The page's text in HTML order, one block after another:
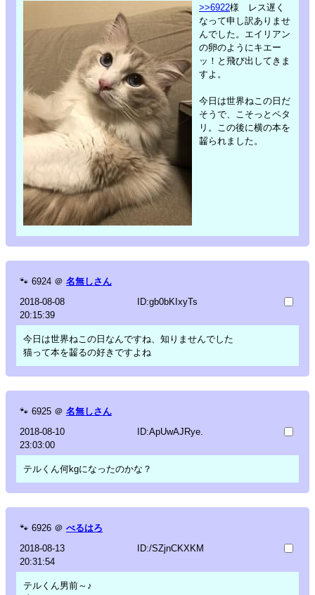
>>6922様 レス遅く
なって申し訳ありませ
んでした。エイリアン
の卵のようにキエー
ッ！と飛び出してきま
すよ。
今日は世界ねこの日だ
そうで、こそっとペタ
リ。この後に横の本を
齧られました。
🐾 6924 ＠ 名無しさん
2018-08-08
20:15:39
ID:gb0bKIxyTs
今日は世界ねこの日なんですね、知りませんでした
猫って本を齧るの好きですよね
🐾 6925 ＠ 名無しさん
2018-08-10
23:03:00
ID:ApUwAJRye.
テルくん何kgになったのかな？
🐾 6926 ＠ べるはろ
2018-08-13
20:31:54
ID:/SZjnCKXKM
テルくん男前～♪